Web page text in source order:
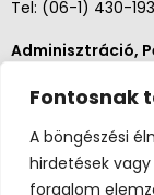
Fontosnak
A böngészési
hirdetések
forgalom
Tel: (06-1) 430-
Adminisztráció,
Szerviz és
Tel: (06-
Tel: (06-1) 436-